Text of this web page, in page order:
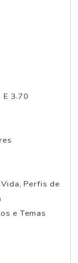
3.70
Perfis de
e Temas